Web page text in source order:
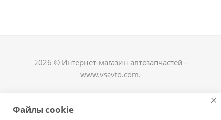
2026 © Интернет-магазин автозапчастей -
www.vsavto.com.
Файлы cookie